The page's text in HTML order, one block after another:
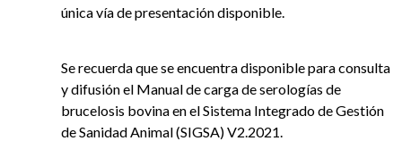
única vía de presentación disponible.
Se recuerda que se encuentra disponible para consulta
y difusión el Manual de carga de serologías de
brucelosis bovina en el Sistema Integrado de Gestión
de Sanidad Animal (SIGSA) V2.2021.